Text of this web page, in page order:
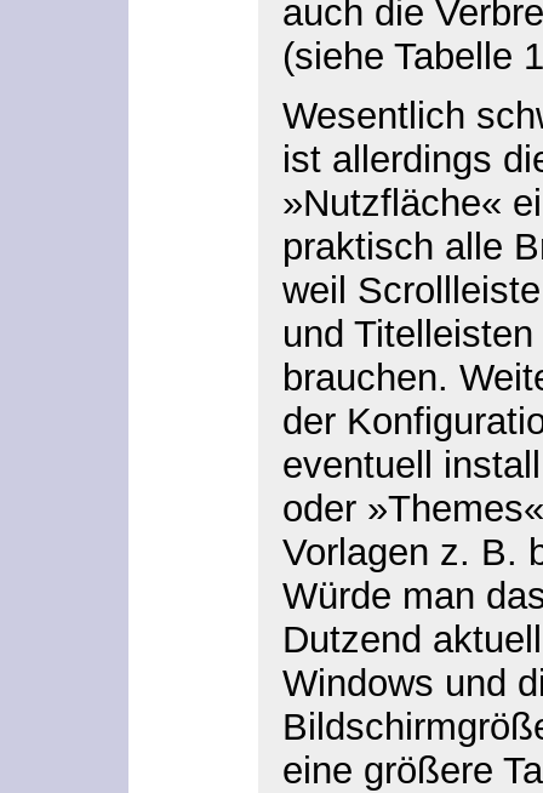
auch die
(siehe Tabelle
Wesentlich
ist allerdings
»Nutzfläche«
praktisch alle
weil
und
brauchen.
der
eventuell
oder
Vorlagen z. B.
Würde man
Dutzend
Windows und
eine größere